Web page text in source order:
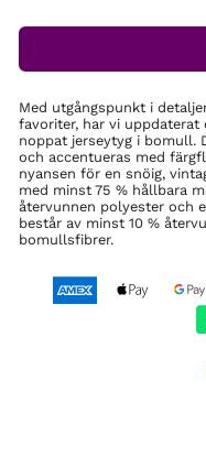
Med utgångspunkt i
favoriter, har vi
noppat jerseytyg i bomull.
och accentueras med
nyansen för en snöig,
med minst 75 % hållbara
återvunnen polyester och
består av minst 10 %
bomullsfibrer.